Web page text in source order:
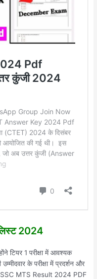
2024
टियर 1 परीक्षा में आवश्यक
के परीक्षा में प्रदर्शन और
MTS Result 2024 PDF